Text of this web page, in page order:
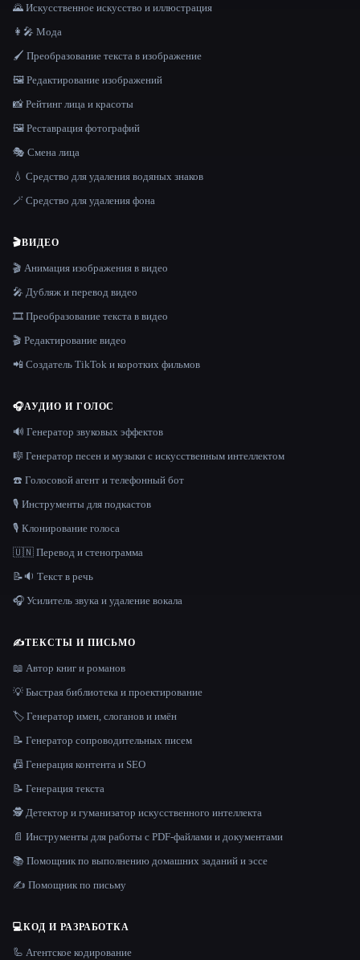
🌄 Искусственное искусство и иллюстрация
👩‍🎤 Мода
🖌️ Преобразование текста в изображение
🖼️ Редактирование изображений
📸 Рейтинг лица и красоты
🖼️ Реставрация фотографий
🎭 Смена лица
💧 Средство для удаления водяных знаков
🪄 Средство для удаления фона
🎬ВИДЕО
🎬 Анимация изображения в видео
🎤 Дубляж и перевод видео
🎞️ Преобразование текста в видео
🎬 Редактирование видео
📲 Создатель TikTok и коротких фильмов
🎧АУДИО И ГОЛОС
🔊 Генератор звуковых эффектов
🎼 Генератор песен и музыки с искусственным интеллектом
☎️ Голосовой агент и телефонный бот
🎙️ Инструменты для подкастов
🎙️ Клонирование голоса
🇺🇳 Перевод и стенограмма
📝🔉 Текст в речь
🎧 Усилитель звука и удаление вокала
✍️ТЕКСТЫ И ПИСЬМО
📖 Автор книг и романов
💡 Быстрая библиотека и проектирование
🏷️ Генератор имен, слоганов и имён
📝 Генератор сопроводительных писем
📠 Генерация контента и SEO
📝 Генерация текста
🕵️ Детектор и гуманизатор искусственного интеллекта
📄 Инструменты для работы с PDF-файлами и документами
📚 Помощник по выполнению домашних заданий и эссе
✍️ Помощник по письму
💻КОД И РАЗРАБОТКА
🦾 Агентское кодирование